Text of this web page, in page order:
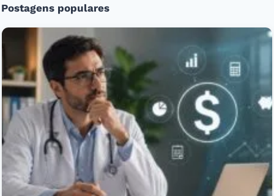
Postagens populares